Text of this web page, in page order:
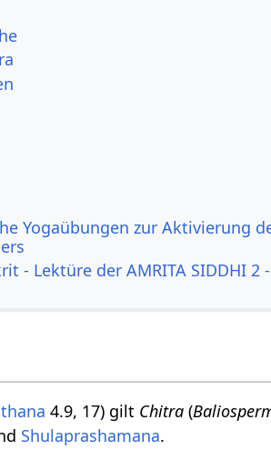
Yogaübungen zur Aktivierung
- Lektüre der AMRITA SIDDHI 2
4.9, 17) gilt Chitra (
Shulaprashamana.